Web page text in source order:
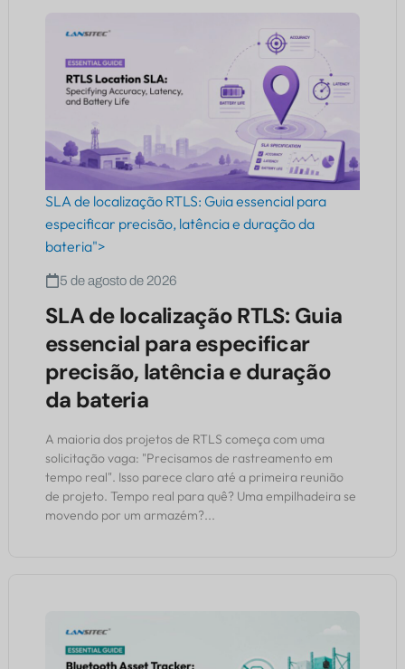
SLA de localização RTLS: Guia essencial para
especificar precisão, latência e duração da
bateria">
5 de agosto de 2026
SLA de localização RTLS: Guia
essencial para especificar
precisão, latência e duração
da bateria
A maioria dos projetos de RTLS começa com uma
solicitação vaga: "Precisamos de rastreamento em
tempo real". Isso parece claro até a primeira reunião
de projeto. Tempo real para quê? Uma empilhadeira se
movendo por um armazém?...